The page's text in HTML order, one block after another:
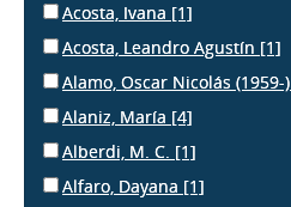
Acosta, Ivana [1]
Acosta, Leandro Agustín [1]
Alamo, Oscar Nicolás (1959-)
Alaniz, María [4]
Alberdi, M. C. [1]
Alfaro, Dayana [1]